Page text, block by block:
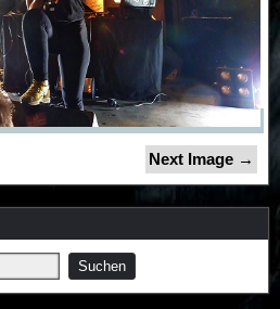
Next Image →